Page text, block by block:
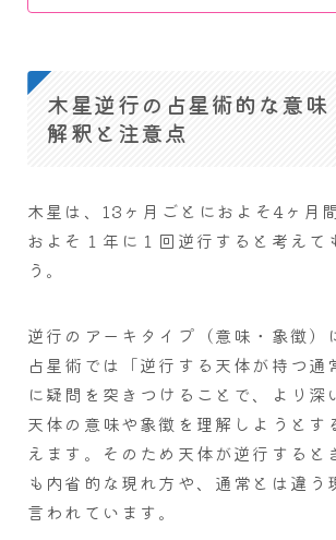
木星逆行の占星術的な意味
解釈と注意点
木星は、13ヶ月ごとにおよそ4ヶ月
およそ１年に１回逆行すると考えて
う。
逆行のアーキタイプ（意味・象徴）
占星術では「逆行する天体が持つ通
に疑問を突きつけることで、より深
天体の意味や象徴を理解しようとす
えます。そのため天体が逆行すると
も内省的な現れ方や、通常とは違う
言われています。